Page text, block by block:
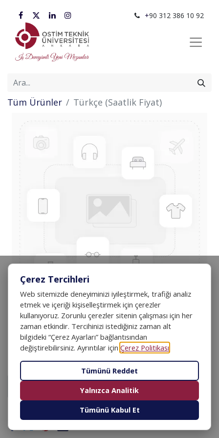
+90 312 386 10 92
Tüm Ürünler Türkçe (Saatlik Fiyat)
Türkçe (Saatlik Fiyat)
550,00₺
SEPETE EKLE
Çerez Tercihleri
Web sitemizde deneyiminizi iyileştirmek, trafiği analiz
etmek ve içeriği kişiselleştirmek için çerezler
kullanıyoruz. Zorunlu çerezler sitenin çalışması için her
zaman etkindir. Tercihinizi istediğiniz zaman alt
bilgideki “Çerez Ayarları” bağlantısından
değiştirebilirsiniz. Ayrıntılar için Çerez Politikası
Tümünü Reddet
Yalnızca Analitik
Tümünü Kabul Et